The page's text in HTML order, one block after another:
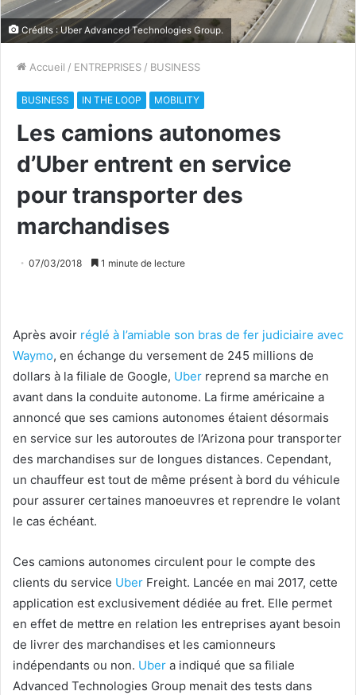
Crédits :Uber Advanced Technologies Group.
Accueil / ENTREPRISES / BUSINESS
BUSINESS IN THE LOOP MOBILITY
Les camions autonomes
d’Uber entrent en service
pour transporter des
marchandises
07/03/2018 1 minute de lecture
Après avoir réglé à l’amiable son bras de fer judiciaire avec
Waymo, en échange du versement de 245 millions de
dollars à la filiale de Google, Uber reprend sa marche en
avant dans la conduite autonome. La firme américaine a
annoncé que ses camions autonomes étaient désormais
en service sur les autoroutes de l’Arizona pour transporter
des marchandises sur de longues distances. Cependant,
un chauffeur est tout de même présent à bord du véhicule
pour assurer certaines manoeuvres et reprendre le volant
le cas échéant.
Ces camions autonomes circulent pour le compte des
clients du service Uber Freight. Lancée en mai 2017, cette
application est exclusivement dédiée au fret. Elle permet
en effet de mettre en relation les entreprises ayant besoin
de livrer des marchandises et les camionneurs
indépendants ou non. Uber a indiqué que sa filiale
Advanced Technologies Group menait des tests dans